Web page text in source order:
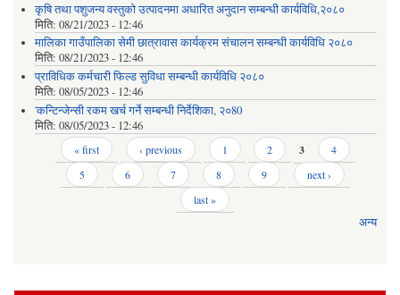
कृषि तथा पशुजन्य वस्तुको उत्पादनमा अधारित अनुदान सम्बन्धी कार्यविधि,२०८०
मिति: 08/21/2023 - 12:46
मालिका गाउँपालिका सेमी छात्रावास कार्यक्रम संचालन सम्बन्धी कार्यविधि २०८०
मिति: 08/21/2023 - 12:46
प्राविधिक कर्मचारी फिल्ड सुविधा सम्बन्धी कार्यविधि २०८०
मिति: 08/05/2023 - 12:46
'कन्टिन्जेन्सी रकम खर्च गर्ने सम्बन्धी निर्देशिका, २०80
मिति: 08/05/2023 - 12:46
« first ‹ previous 1 2 3
4
5
6 7 8 9
next ›
last »
अन्य